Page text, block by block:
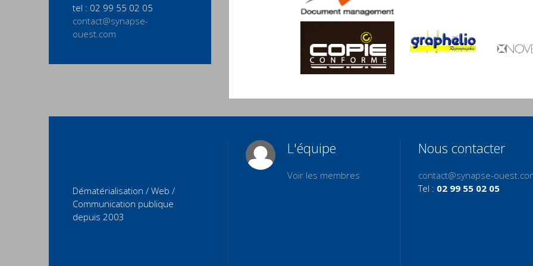
tel : 02 99 55 02 05
contact@synapse-
ouest.com
Dématérialisation / Web /
Communication publique
depuis 2003
L'équipe
Voir les membres
Nous contacter
contact@synapse-
Tel : 02 99 55 02 05